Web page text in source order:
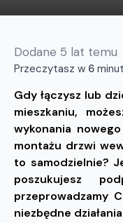
Dodane 5 lat temu
Przeczytasz w 6
Gdy łączysz lub
mieszkaniu,
wykonania
montażu drzwi
to samodzielnie?
poszukujesz
przeprowadzamy
niezbędne